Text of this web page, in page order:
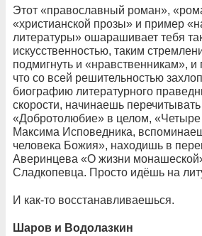
Этот «православный роман»,
«христианской прозы» и пример
литературы» ошарашивает тебя
искусственностью, таким
подмигнуть и «нравственникам»,
что со всей решительностью
биографию литературного
скорости, начинаешь
«Добротолюбие» в целом,
Максима Исповедника,
человека Божия», находишь в
Аверинцева «О жизни
Сладкопевца. Просто идёшь на
И как-то восстанавливаешься.
Шаров и Водолазкин